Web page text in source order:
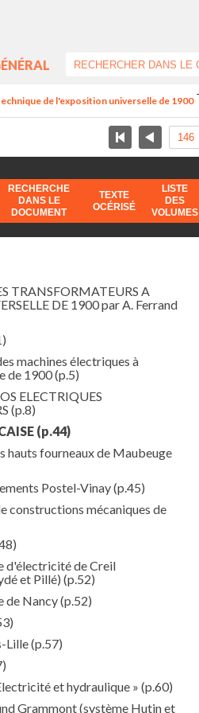
de l'exposition universelle de 1900
RECHERCHE
DANS LE
DOCUMENT
TEXTE
OCÉRISÉ
LISTE
DES
VOLUMES
TRANSFORMATEURS A
DE 1900 par A. Ferrand
machines électriques à
de 1900(p.5)
ELECTRIQUES
(p.8)
(p.44)
hauts fourneaux de Maubeuge
Postel-Vinay(p.45)
constructions mécaniques de
d'électricité de Creil
et Pillé) (p.52)
de Nancy(p.52)
Lille(p.57)
et hydraulique » (p.60)
Grammont (système Hutin et